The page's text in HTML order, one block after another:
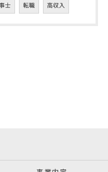
士 転職 高収入